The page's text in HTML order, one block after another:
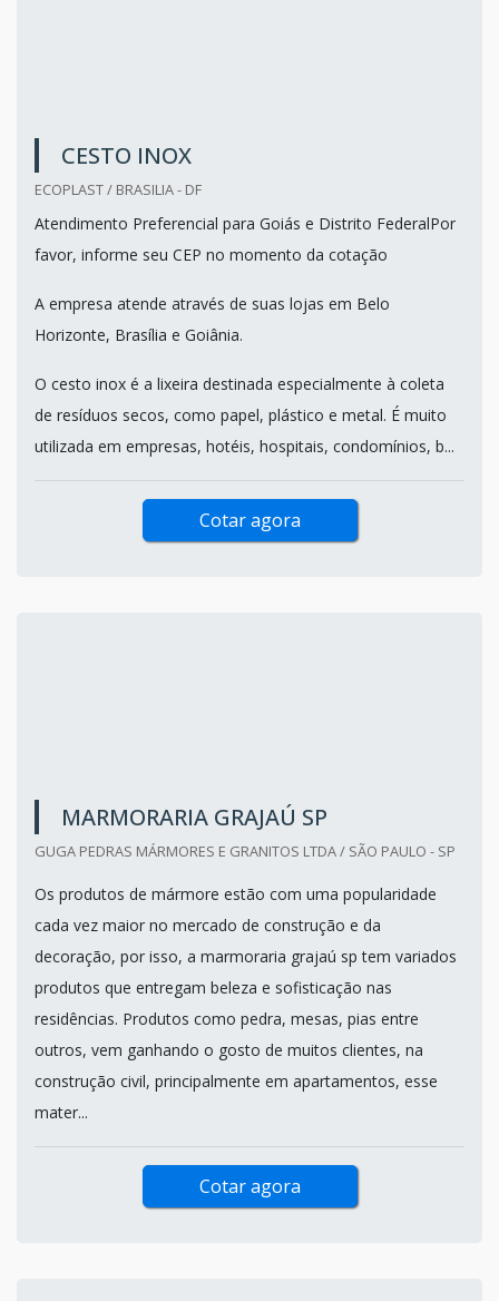
CESTO INOX
ECOPLAST / BRASILIA - DF
Atendimento Preferencial para Goiás e Distrito FederalPor
favor, informe seu CEP no momento da cotação
A empresa atende através de suas lojas em Belo
Horizonte, Brasília e Goiânia.
O cesto inox é a lixeira destinada especialmente à coleta
de resíduos secos, como papel, plástico e metal. É muito
utilizada em empresas, hotéis, hospitais, condomínios, b...
Cotar agora
MARMORARIA GRAJAÚ SP
GUGA PEDRAS MÁRMORES E GRANITOS LTDA / SÃO PAULO - SP
Os produtos de mármore estão com uma popularidade
cada vez maior no mercado de construção e da
decoração, por isso, a marmoraria grajaú sp tem variados
produtos que entregam beleza e sofisticação nas
residências. Produtos como pedra, mesas, pias entre
outros, vem ganhando o gosto de muitos clientes, na
construção civil, principalmente em apartamentos, esse
mater...
Cotar agora